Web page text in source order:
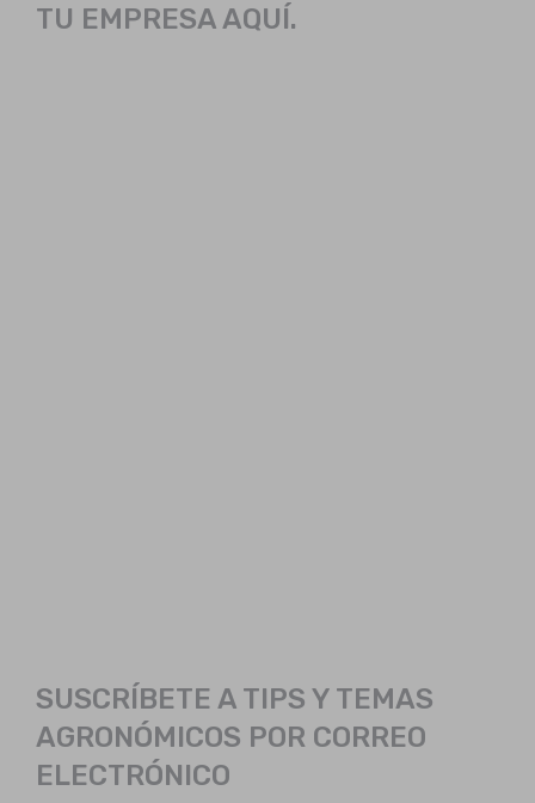
TU EMPRESA AQUÍ.
SUSCRÍBETE A TIPS Y TEMAS
AGRONÓMICOS POR CORREO
ELECTRÓNICO